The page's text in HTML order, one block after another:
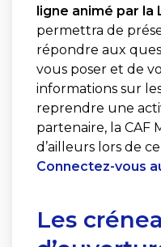
ligne animé par la
permettra de
répondre aux
vous poser et de
informations sur
reprendre une
partenaire, la CAF
d’ailleurs lors de
Connectez-vous
Les